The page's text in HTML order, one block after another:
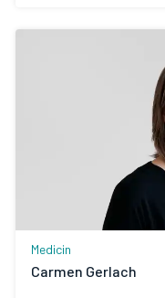
Medicin
Carmen Gerlach